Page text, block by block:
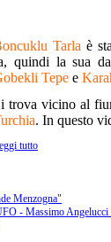
Tarla è
quindi la sua
Tepe e
trova vicino al
. In questo
tutto
Menzogna"
- Massimo Angelucci